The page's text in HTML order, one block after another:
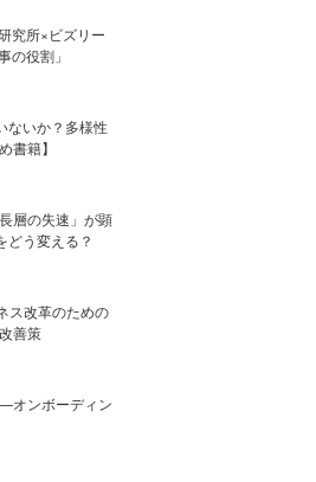
究所×ビズリー
の役割」
ないか？多様性
書籍】
層の失速」が顕
う変える？
ス改革のための
善策
オンボーディン